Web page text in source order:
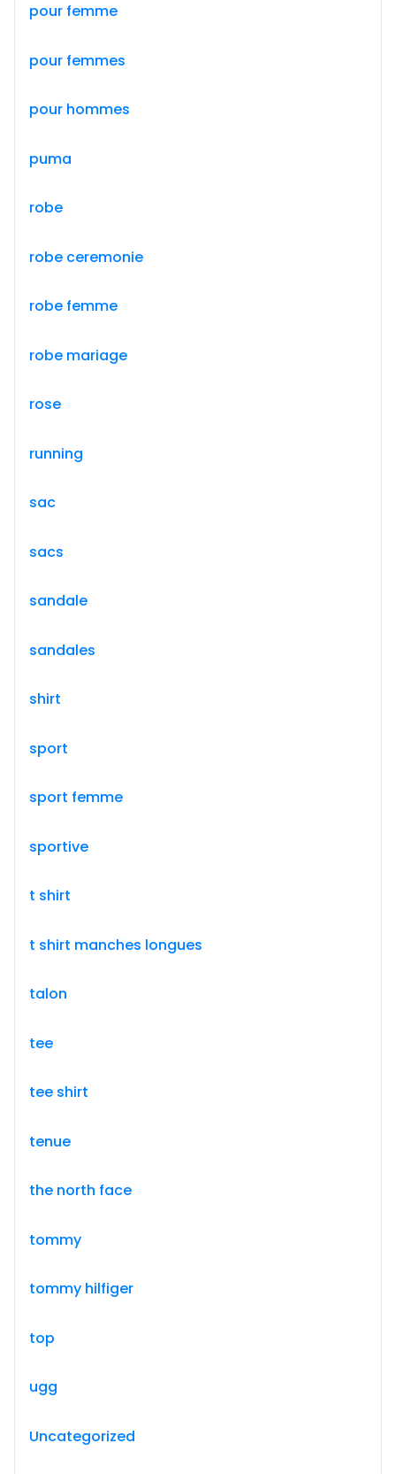
pour femme
pour femmes
pour hommes
puma
robe
robe ceremonie
robe femme
robe mariage
rose
running
sac
sacs
sandale
sandales
shirt
sport
sport femme
sportive
t shirt
t shirt manches longues
talon
tee
tee shirt
tenue
the north face
tommy
tommy hilfiger
top
ugg
Uncategorized